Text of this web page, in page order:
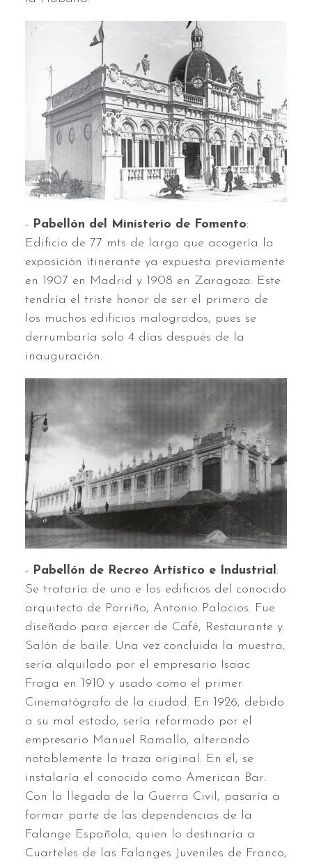
- Pabellón del Ministerio de Fomento:
Edificio de 77 mts de largo que acogería la
exposición itinerante ya expuesta previamente
en 1907 en Madrid y 1908 en Zaragoza. Este
tendría el triste honor de ser el primero de
los muchos edificios malogrados, pues se
derrumbaría solo 4 días después de la
inauguración.
- Pabellón de Recreo Artístico e Industrial :
Se trataría de uno e los edificios del conocido
arquitecto de Porriño, Antonio Palacios. Fue
diseñado para ejercer de Café, Restaurante y
Salón de baile. Una vez concluida la muestra,
sería alquilado por el empresario Isaac
Fraga en 1910 y usado como el primer
Cinematógrafo de la ciudad. En 1926, debido
a su mal estado, sería reformado por el
empresario Manuel Ramallo, alterando
notablemente la traza original. En el, se
instalaría el conocido como American Bar.
Con la llegada de la Guerra Civil, pasaría a
formar parte de las dependencias de la
Falange Española, quien lo destinaría a
Cuarteles de las Falanges Juveniles de Franco,